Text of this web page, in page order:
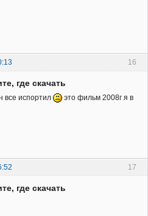
16
где скачать
все испортил
это фильм 2008г я в
17
где скачать